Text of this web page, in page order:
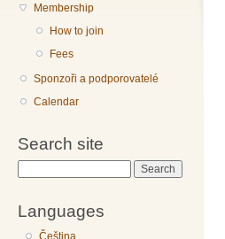
Membership
How to join
Fees
Sponzoři a podporovatelé
Calendar
Search site
Languages
Čeština